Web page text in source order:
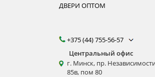
ДВЕРИ ОПТОМ
+375 (44) 755-56-57
Центральный офис
г. Минск, пр.
85в, пом 80